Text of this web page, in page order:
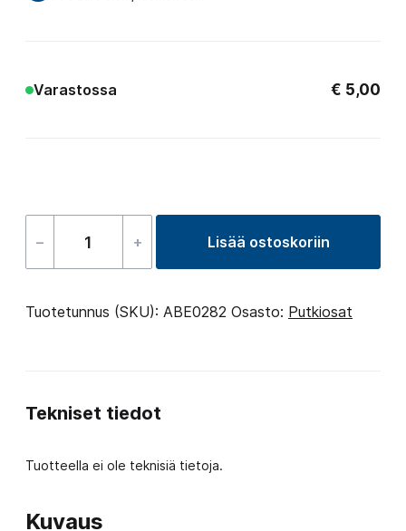
Varastossa € 5,00
–
Plug
60.3
Drain
+ Lisää ostoskoriin
Tuotetunnus (SKU): ABE0282 Osasto: Putkiosat
Kuvaus
Tekniset tiedot
Tuotteella ei ole teknisiä tietoja.